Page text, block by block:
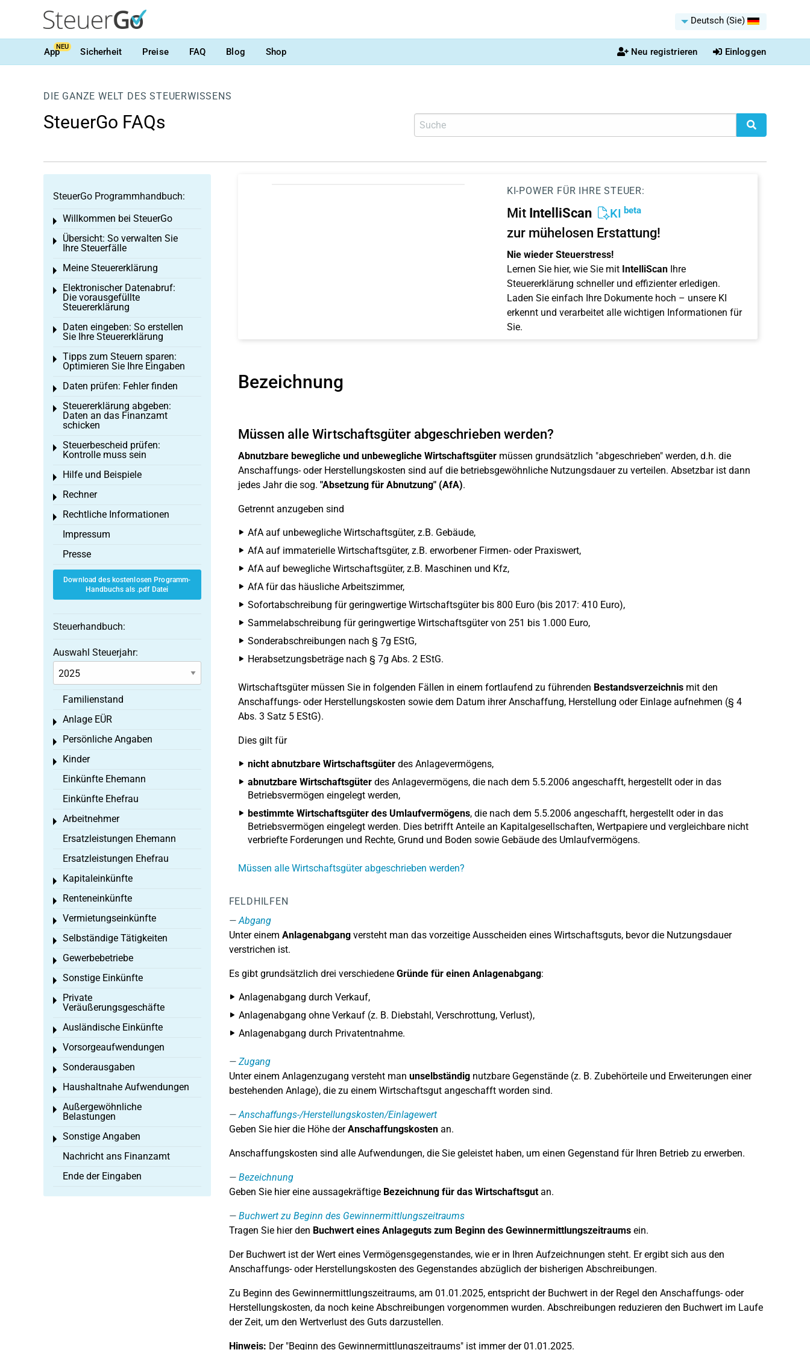
Deutsch (Sie)
AppNEU Sicherheit Preise FAQ Blog Shop Neu registrieren Einloggen
DIE GANZE WELT DES STEUERWISSENS
SteuerGo FAQs
KI-POWER FÜR IHRE STEUER:
Mit IntelliScan KI beta
zur mühelosen Erstattung!
Nie wieder Steuerstress!
Lernen Sie hier, wie Sie mit IntelliScanIhre
Steuererklärung schneller und effizienter erledigen.
Laden Sie einfach Ihre Dokumente hoch – unsere KI
erkennt und verarbeitet alle wichtigen Informationen für
Sie.
Bezeichnung
Müssen alle Wirtschaftsgüter abgeschrieben werden?
Abnutzbare bewegliche und unbewegliche Wirtschaftsgütermüssen grundsätzlich "abgeschrieben" werden, d.h. die
Anschaffungs- oder Herstellungskosten sind auf die betriebsgewöhnliche Nutzungsdauer zu verteilen. Absetzbar ist dann
jedes Jahr die sog. "Absetzung für Abnutzung" (AfA).
Getrennt anzugeben sind
AfA auf unbewegliche Wirtschaftsgüter, z.B. Gebäude,
AfA auf immaterielle Wirtschaftsgüter, z.B. erworbener Firmen- oder Praxiswert,
AfA auf bewegliche Wirtschaftsgüter, z.B. Maschinen und Kfz,
AfA für das häusliche Arbeitszimmer,
Sofortabschreibung für geringwertige Wirtschaftsgüter bis 800 Euro (bis 2017: 410 Euro),
Sammelabschreibung für geringwertige Wirtschaftsgüter von 251 bis 1.000 Euro,
Sonderabschreibungen nach § 7g EStG,
Herabsetzungsbeträge nach § 7g Abs. 2 EStG.
Wirtschaftsgüter müssen Sie in folgenden Fällen in einem fortlaufend zu führenden Bestandsverzeichnismit den
Anschaffungs- oder Herstellungskosten sowie dem Datum ihrer Anschaffung, Herstellung oder Einlage aufnehmen (§ 4
Abs. 3 Satz 5 EStG).
Dies gilt für
nicht abnutzbare Wirtschaftsgüterdes Anlagevermögens,
abnutzbare Wirtschaftsgüterdes Anlagevermögens, die nach dem 5.5.2006 angeschafft, hergestellt oder in das
Betriebsvermögen eingelegt werden,
bestimmte Wirtschaftsgüter des Umlaufvermögens, die nach dem 5.5.2006 angeschafft, hergestellt oder in das
Betriebsvermögen eingelegt werden. Dies betrifft Anteile an Kapitalgesellschaften, Wertpapiere und vergleichbare nicht
verbriefte Forderungen und Rechte, Grund und Boden sowie Gebäude des Umlaufvermögens.
Müssen alle Wirtschaftsgüter abgeschrieben werden?
FELDHILFEN
Abgang
Unter einem Anlagenabgangversteht man das vorzeitige Ausscheiden eines Wirtschaftsguts, bevor die Nutzungsdauer
verstrichen ist.
Es gibt grundsätzlich drei verschiedene Gründe für einen Anlagenabgang:
Anlagenabgang durch Verkauf,
Anlagenabgang ohne Verkauf (z. B. Diebstahl, Verschrottung, Verlust),
Anlagenabgang durch Privatentnahme.
Zugang
Unter einem Anlagenzugang versteht man unselbständignutzbare Gegenstände (z. B. Zubehörteile und Erweiterungen einer
bestehenden Anlage), die zu einem Wirtschaftsgut angeschafft worden sind.
Anschaffungs-/Herstellungskosten/Einlagewert
Geben Sie hier die Höhe derAnschaffungskostenan.
Anschaffungskosten sind alle Aufwendungen, die Sie geleistet haben, um einen Gegenstand für Ihren Betrieb zu erwerben.
Bezeichnung
Geben Sie hier eine aussagekräftige Bezeichnung für das Wirtschaftsgutan.
Buchwert zu Beginn des Gewinnermittlungszeitraums
Tragen Sie hier den Buchwert eines Anlageguts zum Beginn des Gewinnermittlungszeitraumsein.
Der Buchwert ist der Wert eines Vermögensgegenstandes, wie er in Ihren Aufzeichnungen steht. Er ergibt sich aus den
Anschaffungs- oder Herstellungskosten des Gegenstandes abzüglich der bisherigen Abschreibungen.
Zu Beginn des Gewinnermittlungszeitraums, am 01.01.2025, entspricht der Buchwert in der Regel den Anschaffungs- oder
Herstellungskosten, da noch keine Abschreibungen vorgenommen wurden. Abschreibungen reduzieren den Buchwert im Laufe
der Zeit, um den Wertverlust des Guts darzustellen.
Hinweis: Der "Beginn des Gewinnermittlungszeitraums" ist immer der 01.01.2025.
SteuerGo Programmhandbuch:
Willkommen bei SteuerGo
Toggle menu
Übersicht: So verwalten Sie
Ihre Steuerfälle
Toggle menu
Meine Steuererklärung
Toggle menu
Elektronischer Datenabruf:
Die vorausgefüllte
Steuererklärung
Toggle menu
Daten eingeben: So erstellen
Sie Ihre Steuererklärung
Toggle menu
Tipps zum Steuern sparen:
Optimieren Sie Ihre Eingaben
Toggle menu
Daten prüfen: Fehler finden
Toggle menu
Steuererklärung abgeben:
Daten an das Finanzamt
schicken
Toggle menu
Steuerbescheid prüfen:
Kontrolle muss sein
Toggle menu
Hilfe und Beispiele
Toggle menu
Rechner
Toggle menu
Rechtliche Informationen
Toggle menu
Impressum
Presse
Download des kostenlosen Programm-
Handbuchs als .pdf Datei
Steuerhandbuch:
Auswahl Steuerjahr:
Familienstand
Anlage EÜR
Toggle menu
Persönliche Angaben
Toggle menu
Kinder
Toggle menu
Einkünfte Ehemann
Einkünfte Ehefrau
Arbeitnehmer
Toggle menu
Ersatzleistungen Ehemann
Ersatzleistungen Ehefrau
Kapitaleinkünfte
Toggle menu
Renteneinkünfte
Toggle menu
Vermietungseinkünfte
Toggle menu
Selbständige Tätigkeiten
Toggle menu
Gewerbebetriebe
Toggle menu
Sonstige Einkünfte
Toggle menu
Private
Veräußerungsgeschäfte
Toggle menu
Ausländische Einkünfte
Toggle menu
Vorsorgeaufwendungen
Toggle menu
Sonderausgaben
Toggle menu
Haushaltnahe Aufwendungen
Toggle menu
Außergewöhnliche
Belastungen
Toggle menu
Sonstige Angaben
Toggle menu
Nachricht ans Finanzamt
Ende der Eingaben